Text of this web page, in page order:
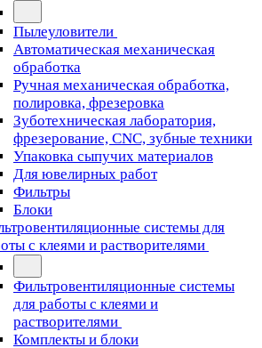
Пылеуловители
Автоматическая механическая
обработка
Ручная механическая обработка,
полировка, фрезеровка
Зуботехническая лаборатория,
фрезерование, CNC, зубные техники
Упаковка сыпучих материалов
Для ювелирных работ
Фильтры
Блоки
системы для
с клеями и растворителями
Фильтровентиляционные системы
для работы с клеями и
растворителями
Комплекты и блоки